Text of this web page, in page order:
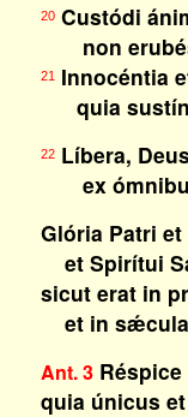
20Custódi
non
21Innocéntia
quia
22Líbera,
ex
Glória Patri
et Spirítui
sicut erat in
et in
Ant. 3Réspice
quia únicus